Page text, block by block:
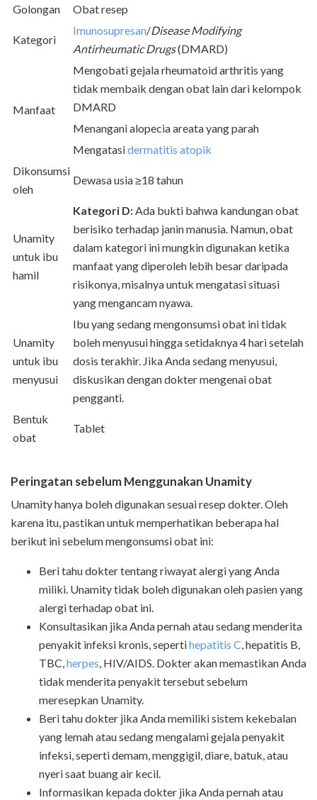
Golongan Obat resep
Kategori
Imunosupresan/Disease Modifying
Antirheumatic Drugs(DMARD)
Manfaat
Mengobati gejala rheumatoid arthritis yang
tidak membaik dengan obat lain dari kelompok
DMARD
Menangani alopecia areata yang parah
Mengatasidermatitis atopik
Dikonsumsi
oleh
Dewasa usia ≥18 tahun
Unamity
untuk ibu
hamil
Kategori D:Ada bukti bahwa kandungan obat
berisiko terhadap janin manusia. Namun, obat
dalam kategori ini mungkin digunakan ketika
manfaat yang diperoleh lebih besar daripada
risikonya, misalnya untuk mengatasi situasi
yang mengancam nyawa.
Unamity
untuk ibu
menyusui
Ibu yang sedang mengonsumsi obat ini tidak
boleh menyusui hingga setidaknya 4 hari setelah
dosis terakhir. Jika Anda sedang menyusui,
diskusikan dengan dokter mengenai obat
pengganti.
Bentuk
obat
Tablet
Peringatan sebelum Menggunakan Unamity
Unamity hanya boleh digunakan sesuai resep dokter. Oleh
karena itu, pastikan untuk memperhatikan beberapa hal
berikut ini sebelum mengonsumsi obat ini:
Beri tahu dokter tentang riwayat alergi yang Anda
miliki. Unamity tidak boleh digunakan oleh pasien yang
alergi terhadap obat ini.
Konsultasikan jika Anda pernah atau sedang menderita
penyakit infeksi kronis, sepertihepatitis C, hepatitis B,
TBC,herpes, HIV/AIDS. Dokter akan memastikan Anda
tidak menderita penyakit tersebut sebelum
meresepkan Unamity.
Beri tahu dokter jika Anda memiliki sistem kekebalan
yang lemah atau sedang mengalami gejala penyakit
infeksi, seperti demam, menggigil, diare, batuk, atau
nyeri saat buang air kecil.
Informasikan kepada dokter jika Anda pernah atau